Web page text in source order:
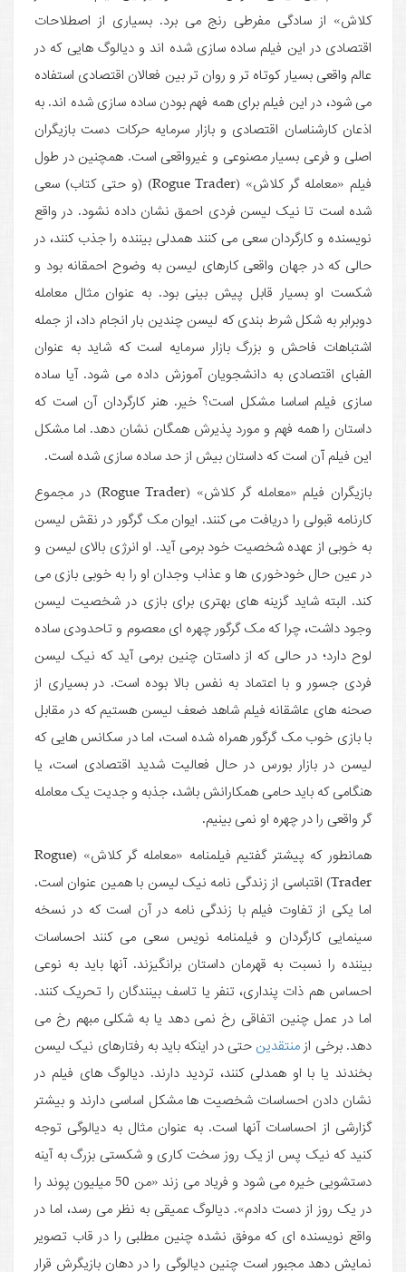
کلاش» از سادگی مفرطی رنج می برد. بسیاری از اصطلاحات
اقتصادی در این فیلم ساده سازی شده اند و دیالوگ هایی که در
عالم واقعی بسیار کوتاه تر و روان تر بین فعالان اقتصادی استفاده
می شود، در این فیلم برای همه فهم بودن ساده سازی شده اند. به
اذعان کارشناسان اقتصادی و بازار سرمایه حرکات دست بازیگران
اصلی و فرعی بسیار مصنوعی و غیرواقعی است. همچنین در طول
فیلم «معامله گر کلاش» (Rogue Trader) (و حتی کتاب) سعی
شده است تا نیک لیسن فردی احمق نشان داده نشود. در واقع
نویسنده و کارگردان سعی می کنند همدلی بیننده را جذب کنند، در
حالی که در جهان واقعی کارهای لیسن به وضوح احمقانه بود و
شکست او بسیار قابل پیش بینی بود. به عنوان مثال معامله
دوبرابر به شکل شرط بندی که لیسن چندین بار انجام داد، از جمله
اشتباهات فاحش و بزرگ بازار سرمایه است که شاید به عنوان
الفبای اقتصادی به دانشجویان آموزش داده می شود. آیا ساده
سازی فیلم اساسا مشکل است؟ خیر. هنر کارگردان آن است که
داستان را همه فهم و مورد پذیرش همگان نشان دهد. اما مشکل
این فیلم آن است که داستان بیش از حد ساده سازی شده است.
بازیگران فیلم «معامله گر کلاش» (Rogue Trader) در مجموع
کارنامه قبولی را دریافت می کنند. ایوان مک گرگور در نقش لیسن
به خوبی از عهده شخصیت خود برمی آید. او انرژی بالای لیسن و
در عین حال خودخوری ها و عذاب وجدان او را به خوبی بازی می
کند. البته شاید گزینه های بهتری برای بازی در شخصیت لیسن
وجود داشت، چرا که مک گرگور چهره ای معصوم و تاحدودی ساده
لوح دارد؛ در حالی که از داستان چنین برمی آید که نیک لیسن
فردی جسور و با اعتماد به نفس بالا بوده است. در بسیاری از
صحنه های عاشقانه فیلم شاهد ضعف لیسن هستیم که در مقابل
با بازی خوب مک گرگور همراه شده است، اما در سکانس هایی که
لیسن در بازار بورس در حال فعالیت شدید اقتصادی است، یا
هنگامی که باید حامی همکارانش باشد، جذبه و جدیت یک معامله
گر واقعی را در چهره او نمی بینیم.
همانطور که پیشتر گفتیم فیلمنامه «معامله گر کلاش» (Rogue
Trader) اقتباسی از زندگی نامه نیک لیسن با همین عنوان است.
اما یکی از تفاوت فیلم با زندگی نامه در آن است که در نسخه
سینمایی کارگردان و فیلمنامه نویس سعی می کنند احساسات
بیننده را نسبت به قهرمان داستان برانگیزند. آنها باید به نوعی
احساس هم ذات پنداری، تنفر یا تاسف بینندگان را تحریک کنند.
اما در عمل چنین اتفاقی رخ نمی دهد یا به شکلی مبهم رخ می
دهد. برخی از منتقدین حتی در اینکه باید به رفتارهای نیک لیسن
بخندند یا با او همدلی کنند، تردید دارند. دیالوگ های فیلم در
نشان دادن احساسات شخصیت ها مشکل اساسی دارند و بیشتر
گزارشی از احساسات آنها است. به عنوان مثال به دیالوگی توجه
کنید که نیک پس از یک روز سخت کاری و شکستی بزرگ به آینه
دستشویی خیره می شود و فریاد می زند «من 50 میلیون پوند را
در یک روز از دست دادم». دیالوگ عمیقی به نظر می رسد، اما در
واقع نویسنده ای که موفق نشده چنین مطلبی را در قاب تصویر
نمایش دهد مجبور است چنین دیالوگی را در دهان بازیگرش قرار